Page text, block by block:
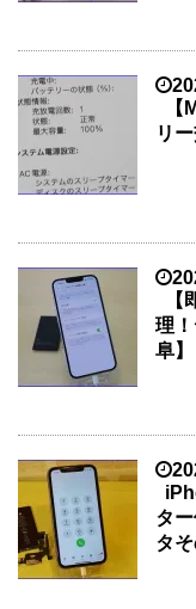
リ
理
阜】
タ
タ